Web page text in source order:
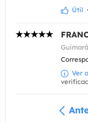
Útil
Ver